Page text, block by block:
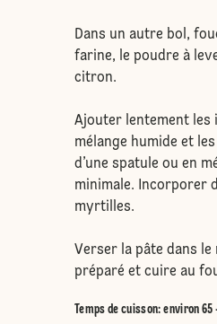
Dans un autre bol,
farine, le poudre à
citron.
Ajouter lentement les
mélange humide et
d’une spatule ou en
minimale. Incorporer
myrtilles.
Verser la pâte dans le
préparé et cuire au
Temps de cuisson: environ